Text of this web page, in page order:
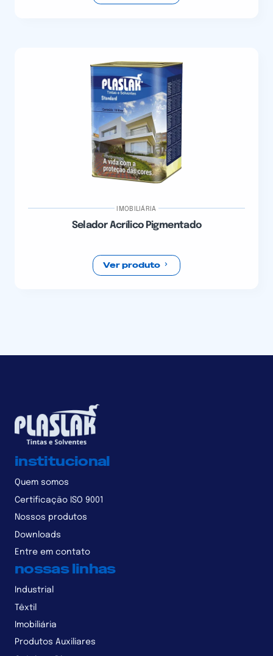
IMOBILIÁRIA
Selador Acrílico Pigmentado
Ver produto
institucional
Quem somos
Certificação ISO 9001
Nossos produtos
Downloads
Entre em contato
nossas linhas
Industrial
Têxtil
Imobiliária
Produtos Auxiliares